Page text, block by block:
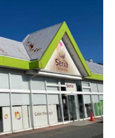
新潟市西蒲区
・粟島
賀
燕・弥彦
魚沼・南魚沼・湯沢
魚川
デカ盛り・大盛り
・鮨
そば・うどん
ビール
払い
アルビレックス
長岡・見附 チラシ
チラシ
週末セール
セール
りセール